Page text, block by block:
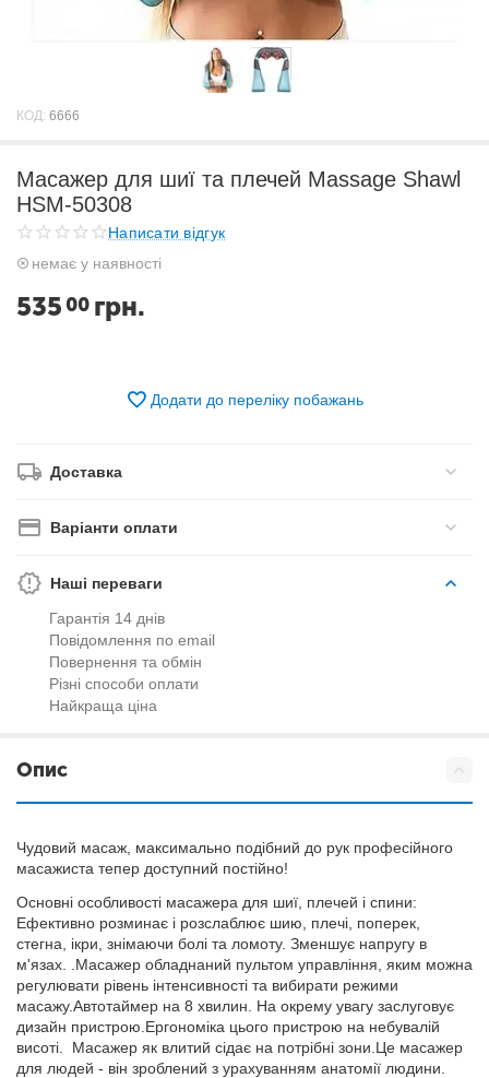
КОД: 6666
Масажер для шиї та плечей Massage Shawl
HSM-50308
Написати відгук
немає у наявності
535 00 грн.
Додати до переліку побажань
Доставка
Варіанти оплати
Наші переваги
Гарантія 14 днів
Повідомлення по email
Повернення та обмін
Різні способи оплати
Найкраща ціна
Опис
Чудовий масаж, максимально подібний до рук професійного
масажиста тепер доступний постійно!
Основні особливості масажера для шиї, плечей і спини:
Ефективно розминає і розслаблює шию, плечі, поперек,
стегна, ікри, знімаючи болі та ломоту. Зменшує напругу в
м'язах. .Масажер обладнаний пультом управління, яким можна
регулювати рівень інтенсивності та вибирати режими
масажу.Автотаймер на 8 хвилин. На окрему увагу заслуговує
дизайн пристрою.Ергономіка цього пристрою на небувалій
висоті. Масажер як влитий сідає на потрібні зони.Це масажер
для людей - він зроблений з урахуванням анатомії людини.